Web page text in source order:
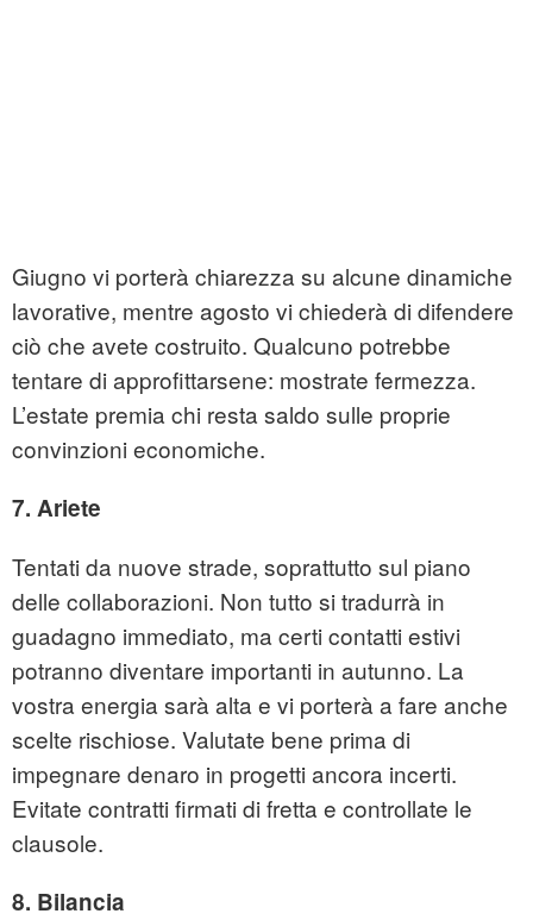
Giugno vi porterà chiarezza su alcune dinamiche
lavorative, mentre agosto vi chiederà di difendere
ciò che avete costruito. Qualcuno potrebbe
tentare di approfittarsene: mostrate fermezza.
L’estate premia chi resta saldo sulle proprie
convinzioni economiche.
7. Ariete
Tentati da nuove strade, soprattutto sul piano
delle collaborazioni. Non tutto si tradurrà in
guadagno immediato, ma certi contatti estivi
potranno diventare importanti in autunno. La
vostra energia sarà alta e vi porterà a fare anche
scelte rischiose. Valutate bene prima di
impegnare denaro in progetti ancora incerti.
Evitate contratti firmati di fretta e controllate le
clausole.
8. Bilancia